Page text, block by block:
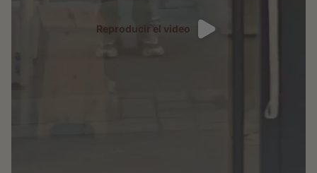
Reproducir el video